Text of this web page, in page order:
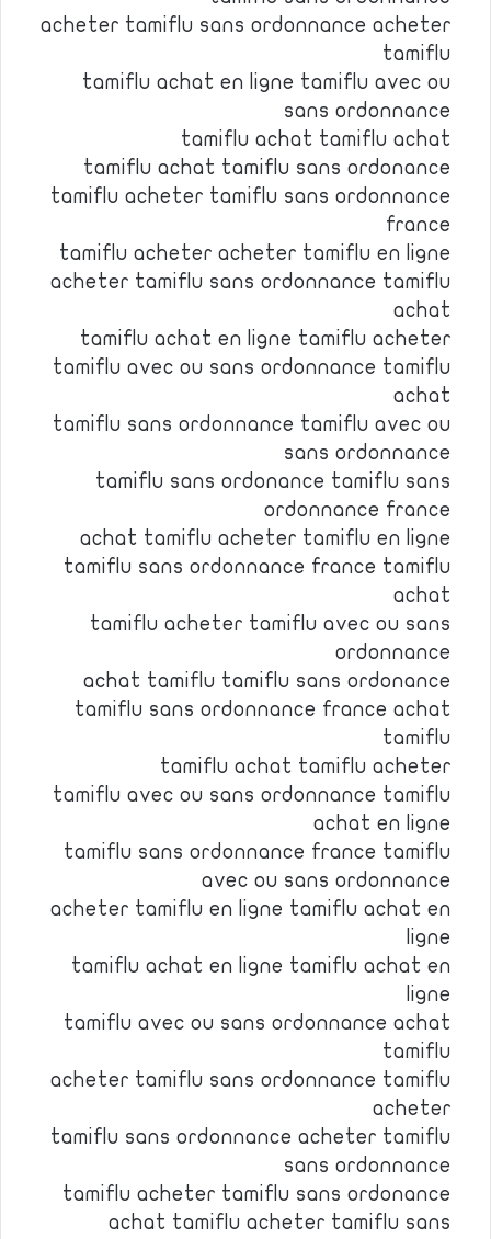
acheter tamiflu sans ordonnance acheter
tamiflu
tamiflu achat en ligne tamiflu avec ou
sans ordonnance
tamiflu achat tamiflu achat
tamiflu achat tamiflu sans ordonance
tamiflu acheter tamiflu sans ordonnance
france
tamiflu acheter acheter tamiflu en ligne
acheter tamiflu sans ordonnance tamiflu
achat
tamiflu achat en ligne tamiflu acheter
tamiflu avec ou sans ordonnance tamiflu
achat
tamiflu sans ordonnance tamiflu avec ou
sans ordonnance
tamiflu sans ordonance tamiflu sans
ordonnance france
achat tamiflu acheter tamiflu en ligne
tamiflu sans ordonnance france tamiflu
achat
tamiflu acheter tamiflu avec ou sans
ordonnance
achat tamiflu tamiflu sans ordonance
tamiflu sans ordonnance france achat
tamiflu
tamiflu achat tamiflu acheter
tamiflu avec ou sans ordonnance tamiflu
achat en ligne
tamiflu sans ordonnance france tamiflu
avec ou sans ordonnance
acheter tamiflu en ligne tamiflu achat en
ligne
tamiflu achat en ligne tamiflu achat en
ligne
tamiflu avec ou sans ordonnance achat
tamiflu
acheter tamiflu sans ordonnance tamiflu
acheter
tamiflu sans ordonnance acheter tamiflu
sans ordonnance
tamiflu acheter tamiflu sans ordonance
achat tamiflu acheter tamiflu sans